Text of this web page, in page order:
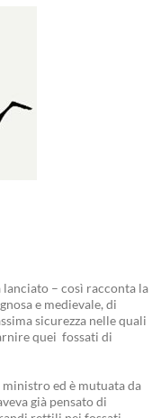
– così racconta la
e medievale, di
sicurezza nelle quali
quei fossati di
ministro ed è mutuata da
già pensato di